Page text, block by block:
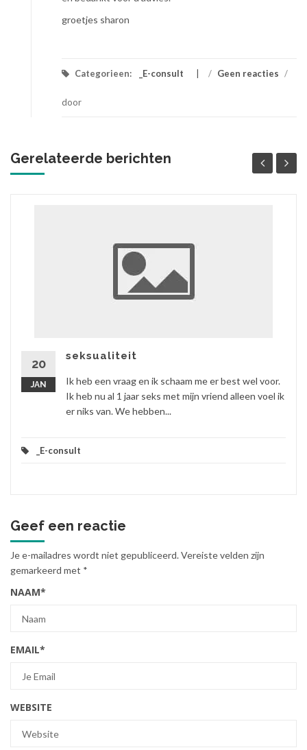
groetjes sharon
Categorieen: _E-consult / Geen reacties /
door
Gerelateerde berichten
20
JAN
seksualiteit
Ik heb een vraag en ik schaam me er best wel voor.
Ik heb nu al 1 jaar seks met mijn vriend alleen voel ik
er niks van. We hebben...
_E-consult
Geef een reactie
Je e-mailadres wordt niet gepubliceerd.Vereiste velden zijn
gemarkeerd met *
NAAM*
EMAIL*
WEBSITE